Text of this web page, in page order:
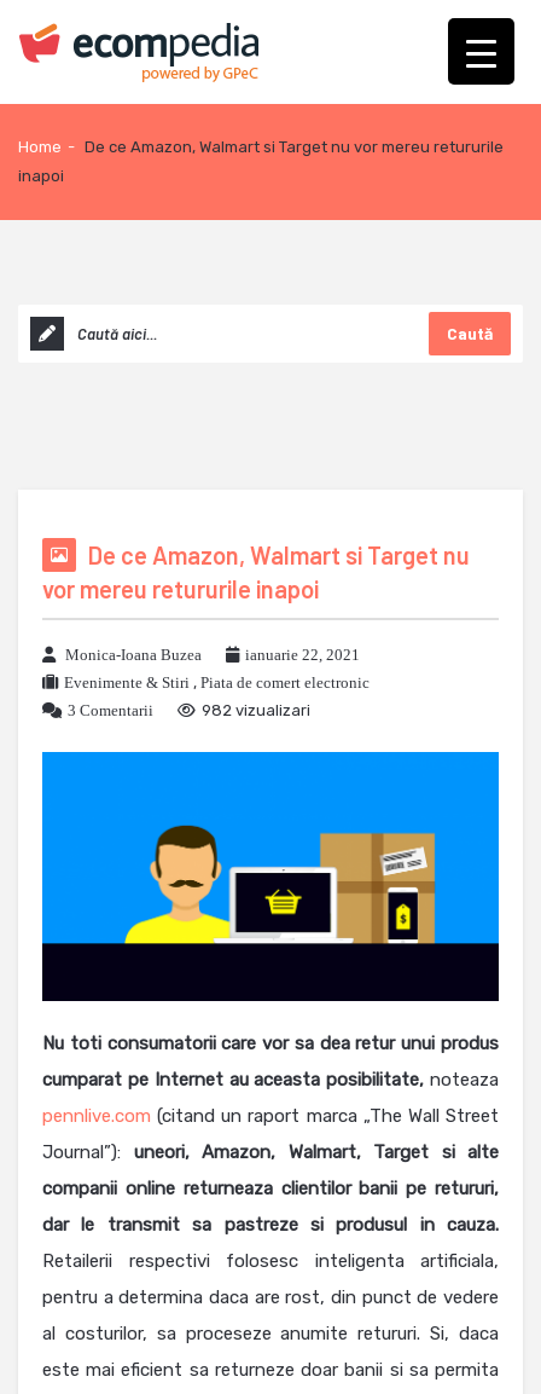
Home - De ce Amazon, Walmart si Target nu vor mereu retururile
inapoi
Caută
De ce Amazon, Walmart si Target nu
vor mereu retururile inapoi
Monica-Ioana Buzea
ianuarie 22, 2021
Evenimente & Stiri , Piata de comert electronic
3 Comentarii
982 vizualizari
Nu toti consumatorii care vor sa dea retur unui produs
cumparat pe Internet au aceasta posibilitate, noteaza
pennlive.com (citand un raport marca „The Wall Street
Journal”): uneori, Amazon, Walmart, Target si alte
companii online returneaza clientilor banii pe retururi,
dar le transmit sa pastreze si produsul in cauza.
Retailerii respectivi folosesc inteligenta artificiala,
pentru a determina daca are rost, din punct de vedere
al costurilor, sa proceseze anumite retururi. Si, daca
este mai eficient sa returneze doar banii si sa permita